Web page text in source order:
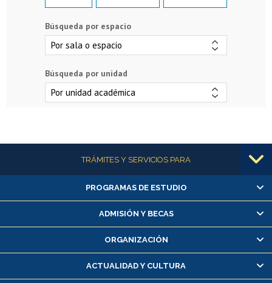
Búsqueda por espacio
Búsqueda por unidad
Más informaciónTRÁMITES Y SERVICIOS PARA
Alumnas/os y exalumnas/os
Matrícula en línea
Inscripción y cambio de asignaturas
Consulta y certificado de notas
Servicio médico y dental
PROGRAMAS DE ESTUDIO
ADMISIÓN Y BECAS
ORGANIZACIÓN
ACTUALIDAD Y CULTURA